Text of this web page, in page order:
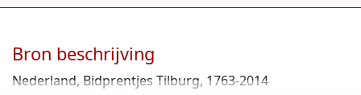
Bron beschrijving
Nederland, Bidprentjes Tilburg, 1763-2014